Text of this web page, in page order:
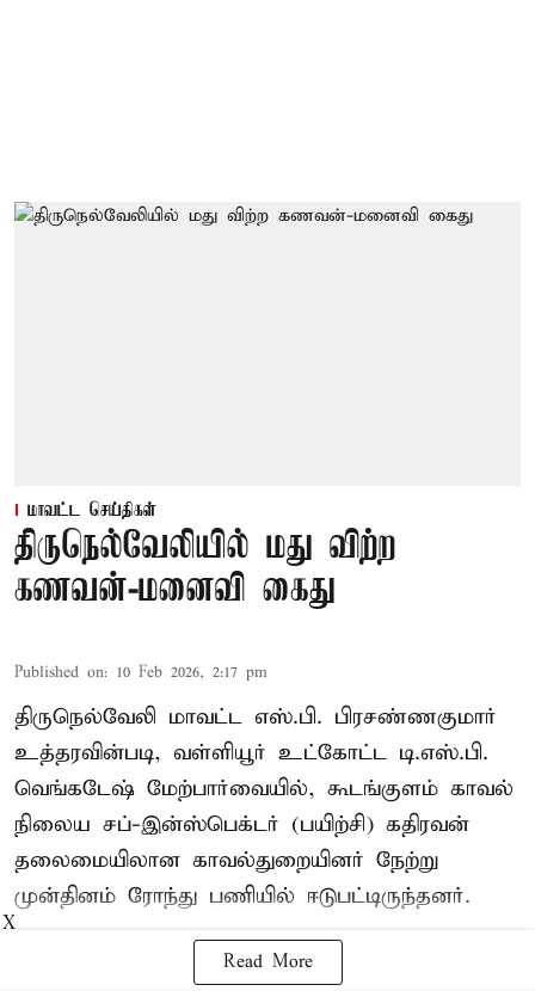
மாவட்ட செய்திகள்
திருநெல்வேலியில் மது விற்ற
கணவன்-மனைவி கைது
Published on: 10 Feb 2026, 2:17 pm
திருநெல்வேலி மாவட்ட எஸ்.பி. பிரசண்ணகுமார்
உத்தரவின்படி, வள்ளியூர் உட்கோட்ட டி.எஸ்.பி.
வெங்கடேஷ் மேற்பார்வையில், கூடங்குளம் காவல்
நிலைய சப்-இன்ஸ்பெக்டர் (பயிற்சி) கதிரவன்
தலைமையிலான காவல்துறையினர் நேற்று
முன்தினம் ரோந்து பணியில் ஈடுபட்டிருந்தனர்.
Read More
X